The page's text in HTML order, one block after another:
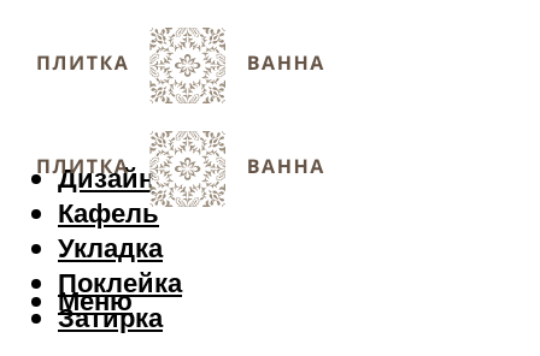
Дизайн
Кафель
Укладка
Поклейка
Затирка
Меню